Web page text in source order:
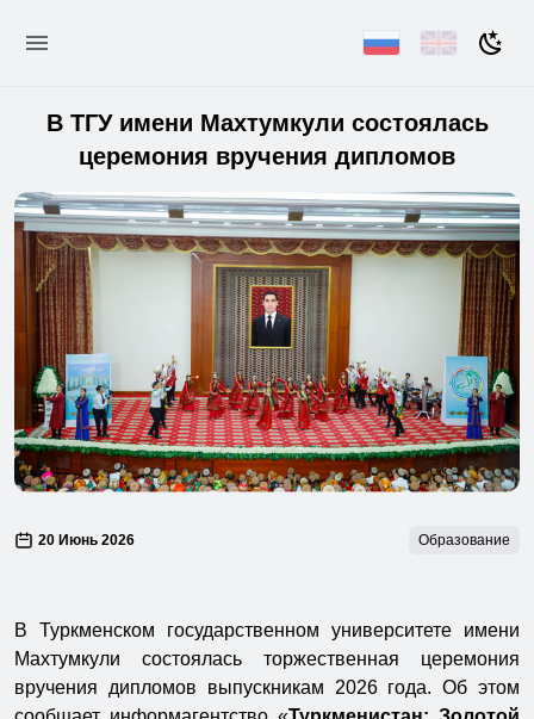
В ТГУ имени Махтумкули состоялась
церемония вручения дипломов
20 Июнь 2026 Образование
В Туркменском государственном университете имени
Махтумкули состоялась торжественная церемония
вручения дипломов выпускникам 2026 года. Об этом